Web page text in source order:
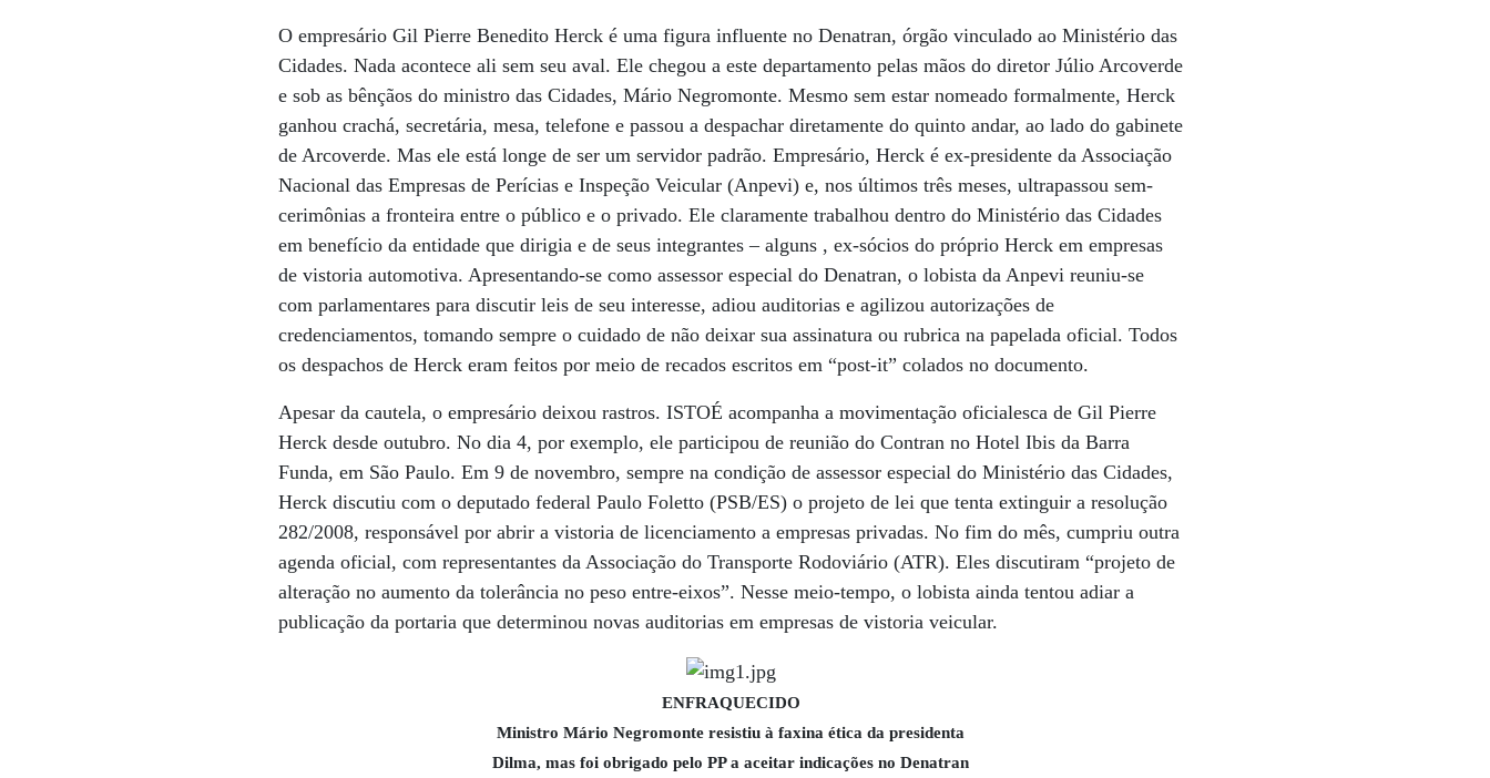
O empresário Gil Pierre Benedito Herck é uma figura influente no Denatran, órgão vinculado ao Ministério das
Cidades. Nada acontece ali sem seu aval. Ele chegou a este departamento pelas mãos do diretor Júlio Arcoverde
e sob as bênçãos do ministro das Cidades, Mário Negromonte. Mesmo sem estar nomeado formalmente, Herck
ganhou crachá, secretária, mesa, telefone e passou a despachar diretamente do quinto andar, ao lado do gabinete
de Arcoverde. Mas ele está longe de ser um servidor padrão. Empresário, Herck é ex-presidente da Associação
Nacional das Empresas de Perícias e Inspeção Veicular (Anpevi) e, nos últimos três meses, ultrapassou sem-
cerimônias a fronteira entre o público e o privado. Ele claramente trabalhou dentro do Ministério das Cidades
em benefício da entidade que dirigia e de seus integrantes – alguns , ex-sócios do próprio Herck em empresas
de vistoria automotiva. Apresentando-se como assessor especial do Denatran, o lobista da Anpevi reuniu-se
com parlamentares para discutir leis de seu interesse, adiou auditorias e agilizou autorizações de
credenciamentos, tomando sempre o cuidado de não deixar sua assinatura ou rubrica na papelada oficial. Todos
os despachos de Herck eram feitos por meio de recados escritos em “post-it” colados no documento.
Apesar da cautela, o empresário deixou rastros. ISTOÉ acompanha a movimentação oficialesca de Gil Pierre
Herck desde outubro. No dia 4, por exemplo, ele participou de reunião do Contran no Hotel Ibis da Barra
Funda, em São Paulo. Em 9 de novembro, sempre na condição de assessor especial do Ministério das Cidades,
Herck discutiu com o deputado federal Paulo Foletto (PSB/ES) o projeto de lei que tenta extinguir a resolução
282/2008, responsável por abrir a vistoria de licenciamento a empresas privadas. No fim do mês, cumpriu outra
agenda oficial, com representantes da Associação do Transporte Rodoviário (ATR). Eles discutiram “projeto de
alteração no aumento da tolerância no peso entre-eixos”. Nesse meio-tempo, o lobista ainda tentou adiar a
publicação da portaria que determinou novas auditorias em empresas de vistoria veicular.
ENFRAQUECIDO
Ministro Mário Negromonte resistiu à faxina ética da presidenta
Dilma, mas foi obrigado pelo PP a aceitar indicações no Denatran